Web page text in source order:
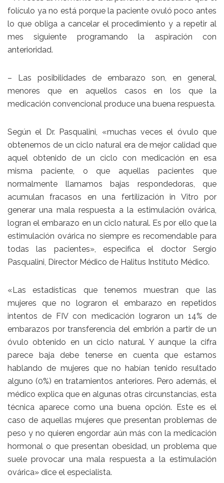
folículo ya no está porque la paciente ovuló poco antes
lo que obliga a cancelar el procedimiento y a repetir al
mes siguiente programando la aspiración con
anterioridad.
– Las posibilidades de embarazo son, en general,
menores que en aquellos casos en los que la
medicación convencional produce una buena respuesta.
Según el Dr. Pasqualini, «muchas veces el óvulo que
obtenemos de un ciclo natural era de mejor calidad que
aquel obtenido de un ciclo con medicación en esa
misma paciente, o que aquellas pacientes que
normalmente llamamos bajas respondedoras, que
acumulan fracasos en una fertilización in Vitro por
generar una mala respuesta a la estimulación ovárica,
logran el embarazo en un ciclo natural. Es por ello que la
estimulación ovárica no siempre es recomendable para
todas las pacientes», especifica el doctor Sergio
Pasqualini, Director Médico de Halitus Instituto Médico.
«Las estadísticas que tenemos muestran que las
mujeres que no lograron el embarazo en repetidos
intentos de FIV con medicación lograron un 14% de
embarazos por transferencia del embrión a partir de un
óvulo obtenido en un ciclo natural. Y aunque la cifra
parece baja debe tenerse en cuenta que estamos
hablando de mujeres que no habían tenido resultado
alguno (0%) en tratamientos anteriores. Pero además, el
médico explica que en algunas otras circunstancias, esta
técnica aparece como una buena opción. Este es el
caso de aquellas mujeres que presentan problemas de
peso y no quieren engordar aún más con la medicación
hormonal o que presentan obesidad, un problema que
suele provocar una mala respuesta a la estimulación
ovárica» dice el especialista.